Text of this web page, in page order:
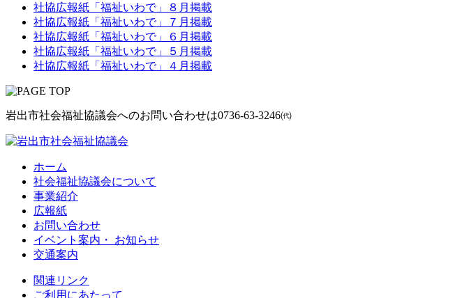
社協広報紙「福祉いわで」８月掲載
社協広報紙「福祉いわで」７月掲載
社協広報紙「福祉いわで」６月掲載
社協広報紙「福祉いわで」５月掲載
社協広報紙「福祉いわで」４月掲載
岩出市社会福祉協議会へのお問い合わせは0736-63-3246㈹
ホーム
社会福祉協議会について
事業紹介
広報紙
お問い合わせ
イベント案内・ お知らせ
交通案内
関連リンク
ご利用にあたって